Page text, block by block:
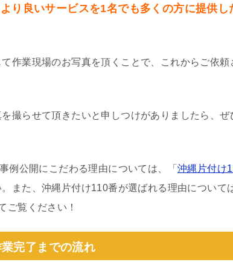
より良いサービスを1名でも多くの方に提供し
作業現場のお写真を頂くことで、これからご依
撮らせて頂きたいと申しつけがありましたら、ぜ
例公開にこだわる理由については、「 沖縄片付け
。また、沖縄片付け110番が選ばれる理由について
ご覧ください！
完了までの流れ